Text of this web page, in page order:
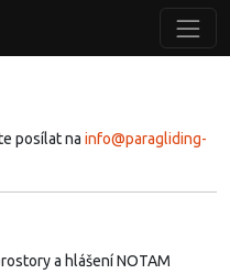
posílat na info@paragliding-
a hlášení NOTAM